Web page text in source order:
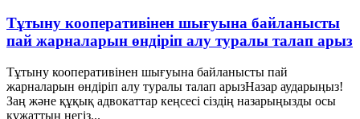
Тұтыну кооперативінен шығуына байланысты
пай жарналарын өндіріп алу туралы талап арыз
Тұтыну кооперативінен шығуына байланысты пай
жарналарын өндіріп алу туралы талап арызНазар аударыңыз!
Заң және құқық адвокаттар кеңсесі сіздің назарыңызды осы
құжаттың негіз...